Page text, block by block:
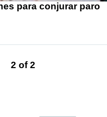
para conjurar paro
2 of 2